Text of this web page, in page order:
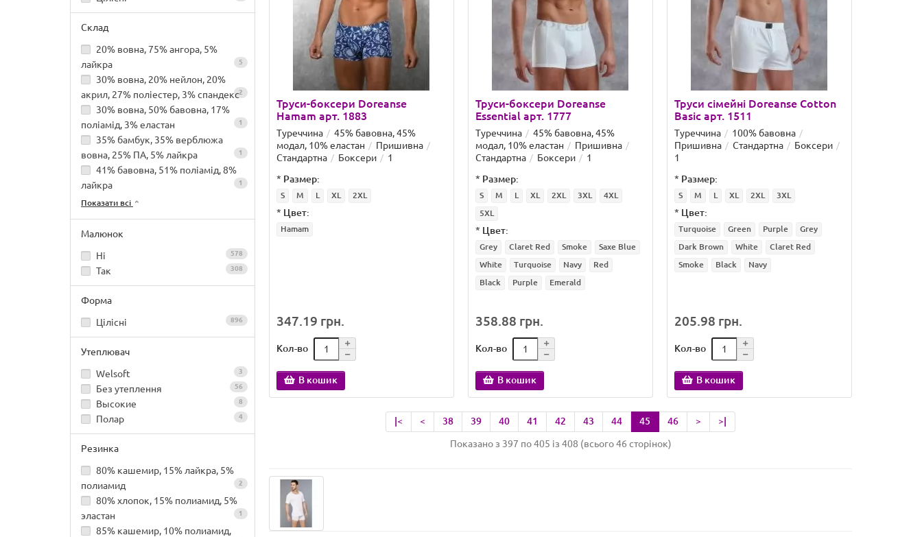
Склад
20% вовна, 75% ангора, 5%
лайкра
5
30% вовна, 20% нейлон, 20%
акрил, 27% поліестер, 3% спандекс2
30% вовна, 50% бавовна, 17%
поліамід, 3% еластан
1
35% бамбук, 35% верблюжа
вовна, 25% ПА, 5% лайкра
1
41% бавовна, 51% поліамід, 8%
лайкра
1
Показати всі
Малюнок
Ні
578
Так 308
Форма
Цілісні
896
Утеплювач
Welsoft
3
Без утеплення 56
Высокие 8
Полар 4
Резинка
80% кашемир, 15% лайкра, 5%
полиамид
2
80% хлопок, 15% полиамид, 5%
эластан
1
85% кашемир, 10% полиамид,
Труси-боксери Doreanse
Hamam арт. 1883
Туреччина
45% бавовна, 45%
модал, 10% еластан
Пришивна
Стандартна
Боксери
1
* Размер:
S M L XL 2XL
* Цвет:
Hamam
347.19 грн.
Кол-во
В кошик
Труси-боксери Doreanse
Essential арт. 1777
Туреччина
45% бавовна, 45%
модал, 10% еластан
Пришивна
Стандартна
Боксери
1
* Размер:
S M L XL 2XL 3XL
4XL
5XL
* Цвет:
Grey Claret Red Smoke
Saxe Blue
White
Turquoise Navy
Red
Black
Purple Emerald
358.88 грн.
Кол-во
В кошик
Труси сімейні Doreanse Cotton
Basic арт. 1511
Туреччина
100% бавовна
Пришивна
Стандартна
Боксери
1
* Размер:
S M L XL 2XL 3XL
* Цвет:
Turquoise Green Purple
Grey
Dark Brown
White
Claret Red
Smoke
Black Navy
205.98 грн.
Кол-во
В кошик
|< < 38 39 40 41 42 43 44 45 46 > >|
Показано з 397 по 405 із 408 (всього 46 сторінок)